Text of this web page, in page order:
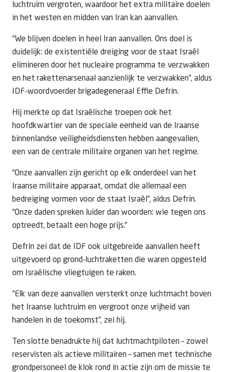
luchtruim vergroten, waardoor het extra militaire doelen
in het westen en midden van Iran kan aanvallen.
“We blijven doelen in heel Iran aanvallen. Ons doel is
duidelijk: de existentiële dreiging voor de staat Israël
elimineren door het nucleaire programma te verzwakken
en het rakettenarsenaal aanzienlijk te verzwakken”, aldus
IDF-woordvoerder brigadegeneraal Effie Defrin.
Hij merkte op dat Israëlische troepen ook het
hoofdkwartier van de speciale eenheid van de Iraanse
binnenlandse veiligheidsdiensten hebben aangevallen,
een van de centrale militaire organen van het regime.
“Onze aanvallen zijn gericht op elk onderdeel van het
Iraanse militaire apparaat, omdat die allemaal een
bedreiging vormen voor de staat Israël”, aldus Defrin.
“Onze daden spreken luider dan woorden: wie tegen ons
optreedt, betaalt een hoge prijs.”
Defrin zei dat de IDF ook uitgebreide aanvallen heeft
uitgevoerd op grond-luchtraketten die waren opgesteld
om Israëlische vliegtuigen te raken.
“Elk van deze aanvallen versterkt onze luchtmacht boven
het Iraanse luchtruim en vergroot onze vrijheid van
handelen in de toekomst”, zei hij.
Ten slotte benadrukte hij dat luchtmachtpiloten – zowel
reservisten als actieve militairen – samen met technische
grondpersoneel de klok rond in actie zijn om de missie te